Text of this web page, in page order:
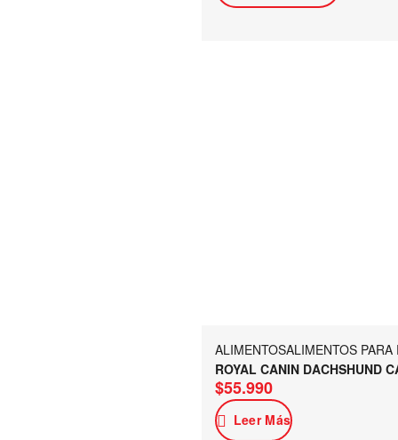
ALIMENTOSALIMENTOS PARA
ROYAL CANIN DACHSHUND
$55.990
Leer Más